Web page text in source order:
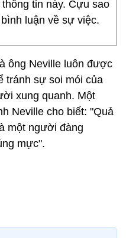
tin này. Cựu sao
luận về sự việc.
ông Neville luôn được
tránh sự soi mói của
xung quanh. Một
Neville cho biết: "Quả
một người đàng
mực".